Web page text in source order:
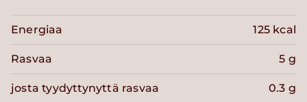
Energiaa 125 kcal
Rasvaa 5 g
josta tyydyttynyttä rasvaa 0.3 g